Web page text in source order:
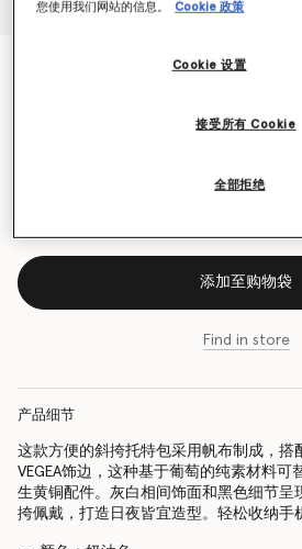
Logo帆布斜挎托特包
添加至购物袋
Find in store
产品细节
这款方便的斜挎托特包采用帆布制成，搭
VEGEA饰边，这种基于葡萄的纯素材料可
生黄铜配件。灰白相间饰面和黑色细节呈
挎佩戴，打造日夜皆宜造型。轻松收纳手
您使用我们网站的信息。
Cookie 政策
Cookie 设置
全部拒绝
接受所有 Cookie